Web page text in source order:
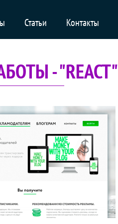
Статьи Контакты
- "REACT"